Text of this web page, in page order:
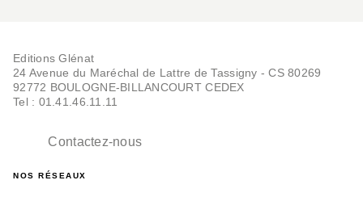
Editions Glénat
24 Avenue du Maréchal de Lattre de Tassigny - CS 80269
92772 BOULOGNE-BILLANCOURT CEDEX
Tel : 01.41.46.11.11
Contactez-nous
NOS RÉSEAUX